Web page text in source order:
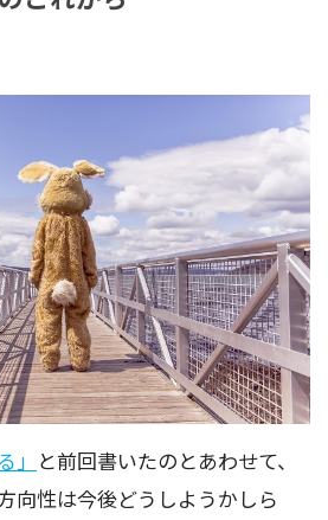
と前回書いたのとあわせて、
向性は今後どうしようかしら